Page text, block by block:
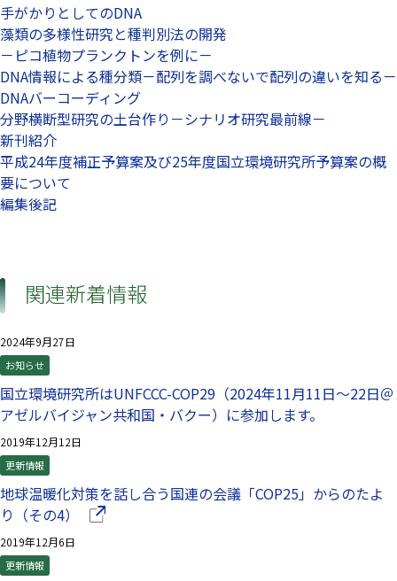
手がかりとしてのDNA
藻類の多様性研究と種判別法の開発
－ピコ植物プランクトンを例に－
DNA情報による種分類－配列を調べないで配列の違いを知る－
DNAバーコーディング
分野横断型研究の土台作り－シナリオ研究最前線－
新刊紹介
平成24年度補正予算案及び25年度国立環境研究所予算案の概
要について
編集後記
関連新着情報
2024年9月27日
お知らせ
国立環境研究所はUNFCCC-COP29（2024年11月11日～22日＠
アゼルバイジャン共和国・バクー）に参加します。
2019年12月12日
更新情報
地球温暖化対策を話し合う国連の会議「COP25」からのたよ
り（その4）
（別ウインドウで開きます）
2019年12月6日
更新情報